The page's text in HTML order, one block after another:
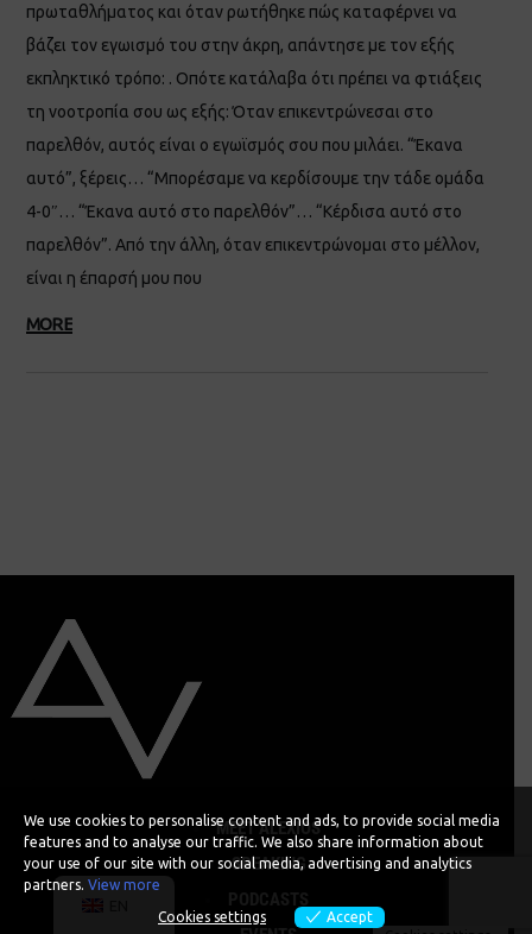
πρωταθλήματος και όταν ρωτήθηκε πώς καταφέρνει να
βάζει τον εγωισμό του στην άκρη, απάντησε με τον εξής
εκπληκτικό τρόπο: . Οπότε κατάλαβα ότι πρέπει να φτιάξεις
τη νοοτροπία σου ως εξής: Όταν επικεντρώνεσαι στο
παρελθόν, αυτός είναι ο εγωϊσμός σου που μιλάει. “Έκανα
αυτό”, ξέρεις… “Μπορέσαμε να κερδίσουμε την τάδε ομάδα
4-0″… “Έκανα αυτό στο παρελθόν”… “Κέρδισα αυτό στο
παρελθόν”. Από την άλλη, όταν επικεντρώνομαι στο μέλλον,
είναι η έπαρσή μου που
MORE
MEET ALEXIOS
SPEAKING
We use cookies to personalise content and ads, to provide social media
features and to analyse our traffic. We also share information about
your use of our site with our social media, advertising and analytics
partners. View more
Cookies settings Accept